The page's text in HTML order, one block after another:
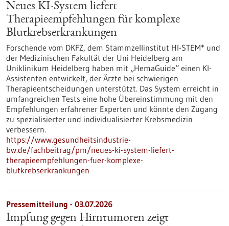
Neues KI-System liefert
Therapieempfehlungen für komplexe
Blutkrebserkrankungen
Forschende vom DKFZ, dem Stammzellinstitut HI-STEM* und
der Medizinischen Fakultät der Uni Heidelberg am
Uniklinikum Heidelberg haben mit „HemaGuide“ einen KI-
Assistenten entwickelt, der Ärzte bei schwierigen
Therapieentscheidungen unterstützt. Das System erreicht in
umfangreichen Tests eine hohe Übereinstimmung mit den
Empfehlungen erfahrener Experten und könnte den Zugang
zu spezialisierter und individualisierter Krebsmedizin
verbessern.
https://www.gesundheitsindustrie-
bw.de/fachbeitrag/pm/neues-ki-system-liefert-
therapieempfehlungen-fuer-komplexe-
blutkrebserkrankungen
Pressemitteilung - 03.07.2026
Impfung gegen Hirntumoren zeigt